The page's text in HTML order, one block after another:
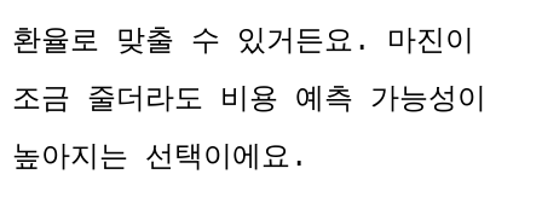
환율로 맞출 수 있거든요. 마진이
조금 줄더라도 비용 예측 가능성이
높아지는 선택이에요.